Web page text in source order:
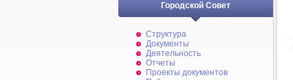
Городской Совет
Структура
Документы
Деятельность
Отчеты
Проекты документов